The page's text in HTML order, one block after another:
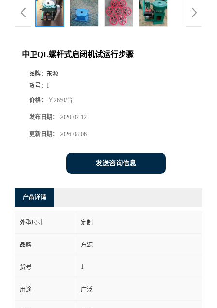
中卫QL螺杆式启闭机试运行步骤
品牌： 东源
货号： 1
价格： ￥2650/台
发布日期： 2020-02-12
更新日期： 2026-08-06
发送咨询信息
产品详请
外型尺寸 定制
品牌 东源
货号 1
用途 广泛